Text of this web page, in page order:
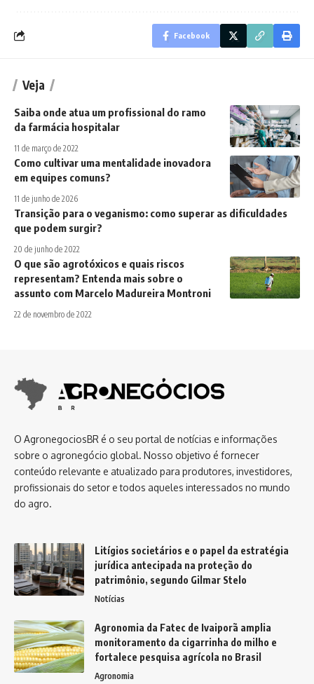
Facebook
Veja
Saiba onde atua um profissional do ramo
da farmácia hospitalar
11 de março de 2022
Como cultivar uma mentalidade inovadora
em equipes comuns?
11 de junho de 2026
Transição para o veganismo: como superar as dificuldades
que podem surgir?
20 de junho de 2022
O que são agrotóxicos e quais riscos
representam? Entenda mais sobre o
assunto com Marcelo Madureira Montroni
22 de novembro de 2022
O AgronegociosBR é o seu portal de notícias e informações
sobre o agronegócio global. Nosso objetivo é fornecer
conteúdo relevante e atualizado para produtores, investidores,
profissionais do setor e todos aqueles interessados no mundo
do agro.
Litígios societários e o papel da estratégia
jurídica antecipada na proteção do
patrimônio, segundo Gilmar Stelo
Notícias
Agronomia da Fatec de Ivaiporã amplia
monitoramento da cigarrinha do milho e
fortalece pesquisa agrícola no Brasil
Agronomia